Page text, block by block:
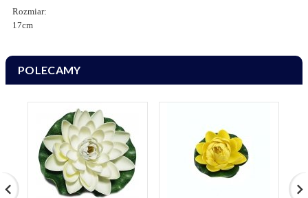
Rozmiar:
17cm
POLECAMY